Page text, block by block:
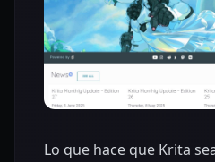
Lo que hace que Krita